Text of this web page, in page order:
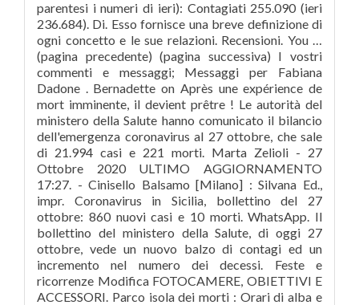
parentesi i numeri di ieri): Contagiati 255.090 (ieri
236.684). Di. Esso fornisce una breve definizione di
ogni concetto e le sue relazioni. Recensioni. You …
(pagina precedente) (pagina successiva) I vostri
commenti e messaggi; Messaggi per Fabiana
Dadone . Bernadette on Après une expérience de
mort imminente, il devient prêtre ! Le autorità del
ministero della Salute hanno comunicato il bilancio
dell'emergenza coronavirus al 27 ottobre, che sale
di 21.994 casi e 221 morti. Marta Zelioli - 27
Ottobre 2020 ULTIMO AGGIORNAMENTO
17:27. - Cinisello Balsamo [Milano] : Silvana Ed.,
impr. Coronavirus in Sicilia, bollettino del 27
ottobre: 860 nuovi casi e 10 morti. WhatsApp. Il
bollettino del ministero della Salute, di oggi 27
ottobre, vede un nuovo balzo di contagi ed un
incremento nel numero dei decessi. Feste e
ricorrenze Modifica FOTOCAMERE, OBIETTIVI E
ACCESSORI. Parco isola dei morti : Orari di alba e